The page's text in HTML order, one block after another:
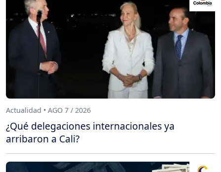
Actualidad • AGO 7 / 2026
¿Qué delegaciones internacionales ya
arribaron a Cali?